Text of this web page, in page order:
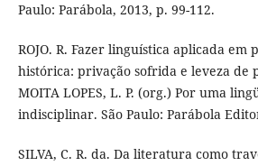
Paulo: Parábola, 2013, p. 99-112.
ROJO. R. Fazer linguística aplicada em
histórica: privação sofrida e leveza de
MOITA LOPES, L. P. (org.) Por uma
indisciplinar. São Paulo: Parábola
SILVA, C. R. da. Da literatura como